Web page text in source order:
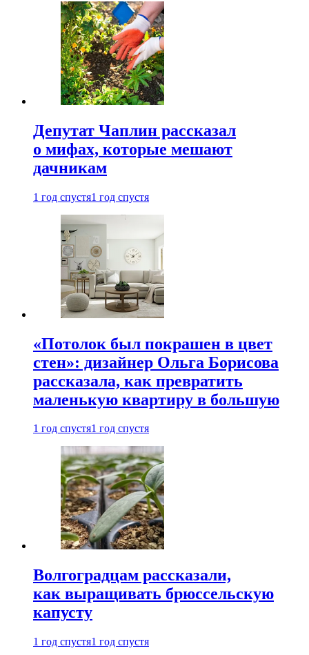
Депутат Чаплин рассказал
о мифах, которые мешают
дачникам
1 год спустя1 год спустя
«Потолок был покрашен в цвет
стен»: дизайнер Ольга Борисова
рассказала, как превратить
маленькую квартиру в большую
1 год спустя1 год спустя
Волгоградцам рассказали,
как выращивать брюссельскую
капусту
1 год спустя1 год спустя